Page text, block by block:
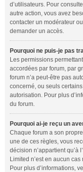
d’utilisateurs. Pour
autre action, vous avez
contacter un modérateur
demander un accès.
Pourquoi ne puis-je pas
Les permissions
accordées par forum, par
forum n’a peut-être pas
concerné, ou seuls
autorisation. Pour plus
du forum.
Pourquoi ai-je reçu un
Chaque forum a son
une de ces règles, vous
décision n’appartient qu’à
Limited n’est en aucun
Pour plus d’informations,